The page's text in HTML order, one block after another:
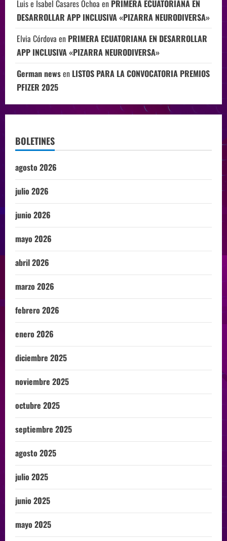
Luis e Isabel Casares Ochoa en PRIMERA ECUATORIANA EN
DESARROLLAR APP INCLUSIVA «PIZARRA NEURODIVERSA»
Elvia Córdova en PRIMERA ECUATORIANA EN DESARROLLAR
APP INCLUSIVA «PIZARRA NEURODIVERSA»
German newsen LISTOS PARA LA CONVOCATORIA PREMIOS
PFIZER 2025
BOLETINES
agosto 2026
julio 2026
junio 2026
mayo 2026
abril 2026
marzo 2026
febrero 2026
enero 2026
diciembre 2025
noviembre 2025
octubre 2025
septiembre 2025
agosto 2025
julio 2025
junio 2025
mayo 2025